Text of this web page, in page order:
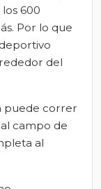
600
Por lo que
del
puede correr
campo de
al